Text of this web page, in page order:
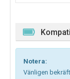
Notera:
Vänligen